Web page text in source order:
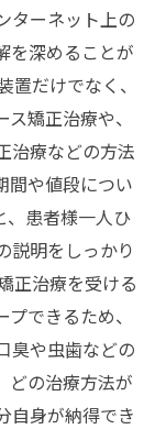
ターネット上の
を深めることが
だけでなく、
矯正治療や、
治療などの方法
間や値段につい
、患者様一人ひ
説明をしっかり
正治療を受ける
できるため、
臭や虫歯などの
どの治療方法が
自身が納得でき